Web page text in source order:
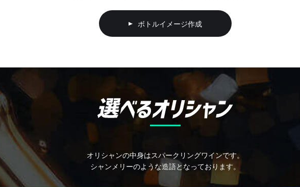
ボトルイメージ作成
オリシャンの中身はスパークリングワインです。
シャンメリーのような造語となっております。